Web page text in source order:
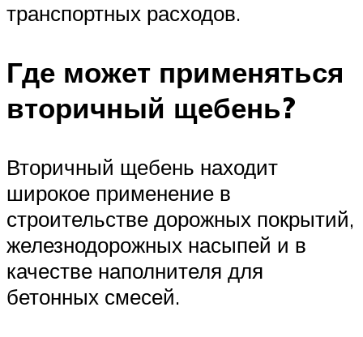
транспортных расходов.
Где может применяться
вторичный щебень?
Вторичный щебень находит
широкое применение в
строительстве дорожных покрытий,
железнодорожных насыпей и в
качестве наполнителя для
бетонных смесей.